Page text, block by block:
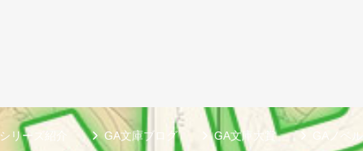
シリーズ紹介 GA文庫ブログ GA文庫大賞 GAノベル